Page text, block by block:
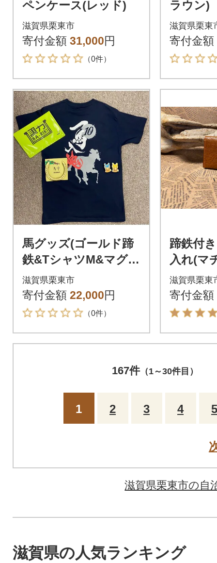
ペンケース(レッド)
滋賀県栗東市
寄付金額 31,000円
（0件）
ラウン)
滋賀県栗東
寄付金額
馬グッズ(ゴールド蹄
鉄&TシャツM&マグネ
ット2個)
滋賀県栗東市
寄付金額 22,000円
（0件）
蹄鉄付
入れ(マ
ル
滋賀県栗東
寄付金額
167件（1～30件目）
1 2 3 4 5
滋賀県栗東市の自
滋賀県の人気ランキング